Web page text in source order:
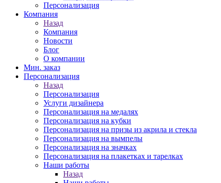
Персонализация
Компания
Назад
Компания
Новости
Блог
О компании
Мин. заказ
Персонализация
Назад
Персонализация
Услуги дизайнера
Персонализация на медалях
Персонализация на кубки
Персонализация на призы из акрила и стекла
Персонализация на вымпелы
Персонализация на значках
Персонализация на плакетках и тарелках
Наши работы
Назад